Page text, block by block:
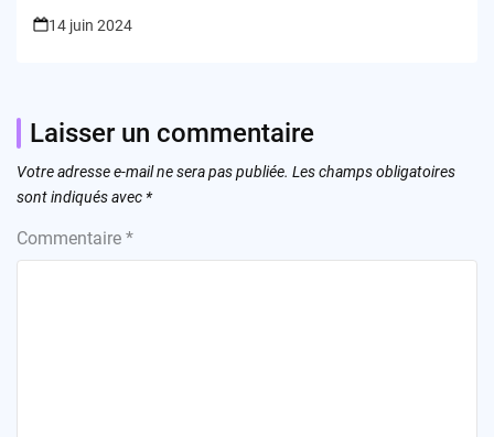
14 juin 2024
Laisser un commentaire
Votre adresse e-mail ne sera pas publiée. Les champs obligatoires
sont indiqués avec *
Commentaire *